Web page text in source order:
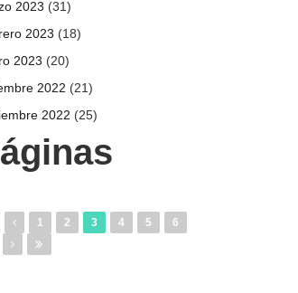
2023 (31)
2023 (18)
2023 (20)
2022 (21)
2022 (25)
1 2 3 4 5
6